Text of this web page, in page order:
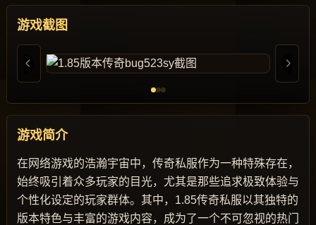
游戏截图
游戏简介
在网络游戏的浩瀚宇宙中，传奇私服作为一种特殊存在，
始终吸引着众多玩家的目光，尤其是那些追求极致体验与
个性化设定的玩家群体。其中，1.85传奇私服以其独特的
版本特色与丰富的游戏内容，成为了一个不可忽视的热门